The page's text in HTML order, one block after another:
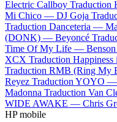
Electric Callboy Traduction
Mi Chico — DJ Goja
Traduction Danceteria —
(DONK) — Beyoncé
Time Of My Life —
XCX Traduction
Traduction RMB (Ring
Reyez Traduction YOYO —
Madonna Traduction Van
WIDE AWAKE — Chris
HP mobile